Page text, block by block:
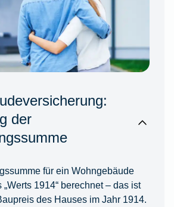
der
für ein Wohngebäude
1914“ berechnet – das ist
des Hauses im Jahr 1914.